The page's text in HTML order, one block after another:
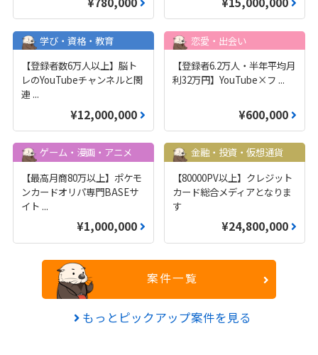
学び・資格・教育
【登録者数6万人以上】脳ト
レのYouTubeチャンネルと関
連 ...
¥12,000,000
恋愛・出会い
【登録者6.2万人・半年平均月
利32万円】YouTube×フ ...
¥600,000
ゲーム・漫画・アニメ
【最高月商80万以上】ポケモ
ンカードオリパ専門BASEサ
イト ...
¥1,000,000
金融・投資・仮想通貨
【80000PV以上】クレジット
カード総合メディアとなりま
す
¥24,800,000
案件一覧
もっとピックアップ案件を見る